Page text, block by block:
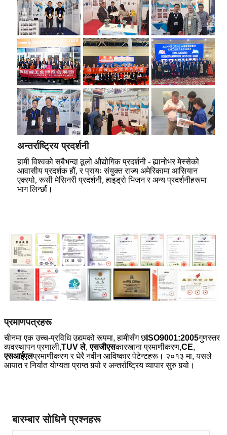
अन्तर्राष्ट्रिय प्रदर्शनी
हामी विश्वको सबैभन्दा ठूलो औद्योगिक प्रदर्शनी - ह्यानोभर मेस्सेको
आवासीय प्रदर्शक हौं, र प्रायः संयुक्त राज्य अमेरिकामा आसियान
एक्स्पो, रूसी मेसिनरी प्रदर्शनी, हाइड्रो भिजन र अन्य प्रदर्शनीहरूमा
भाग लिन्छौं।
प्रमाणपत्रहरू
चीनमा एक उच्च-प्रविधि उद्यमको रूपमा, हामीसँग छISO9001:2005गुणस्तर
व्यवस्थापन प्रणाली,TUV ले,एसजीएसकारखाना प्रमाणीकरण,CE,
एसआईएलप्रमाणीकरण र धेरै नवीन आविष्कार पेटेन्टहरू। २०१३ मा, यसले
आयात र निर्यात योग्यता प्राप्त गर्‍यो र अन्तर्राष्ट्रिय व्यापार सुरु गर्‍यो।
बारम्बार सोधिने प्रश्नहरू